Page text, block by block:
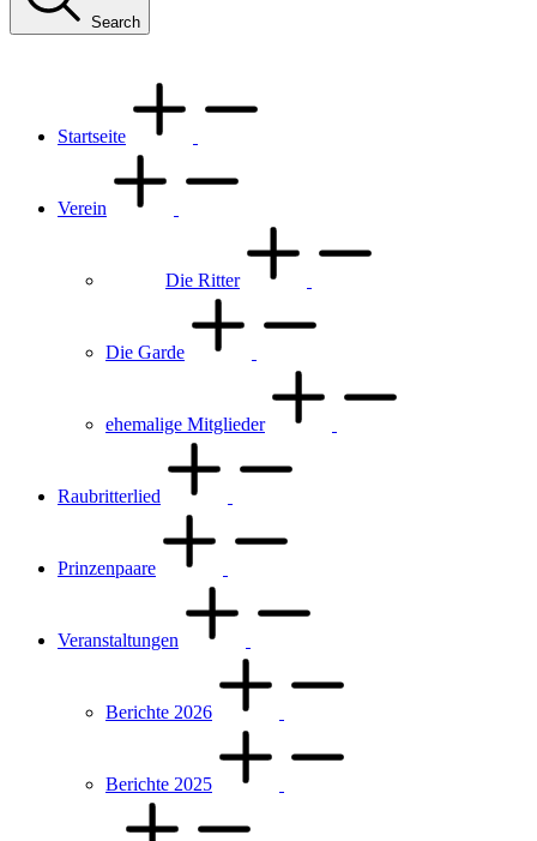
Search
Startseite
Verein
Die Ritter
Die Garde
ehemalige Mitglieder
Raubritterlied
Prinzenpaare
Veranstaltungen
Berichte 2026
Berichte 2025